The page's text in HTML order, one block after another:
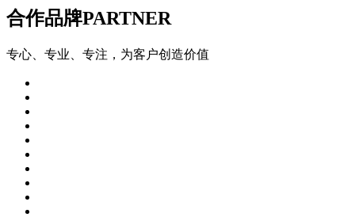
合作品牌PARTNER
专心、专业、专注，为客户创造价值